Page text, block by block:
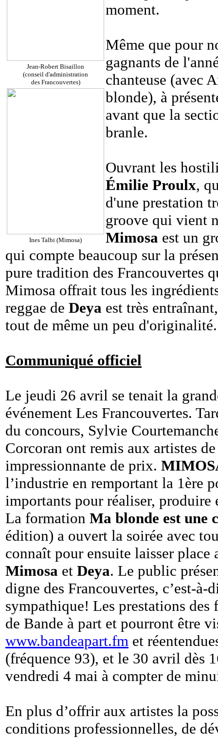
Jean-Robert Bisaillon
(conseil d'administration
des Francouvertes)
Ines Talbi (Mimosa)
moment.
Même que pour
gagnants de
chanteuse (avec
blonde), à
avant que la
branle.
Ouvrant les
Émilie Proulx,
d'une prestation
groove qui vient
Mimosa est un
qui compte beaucoup sur la
pure tradition des Francouvertes
Mimosa offrait tous les
reggae de Deya est très
tout de même un peu d'originalité.
Communiqué officiel
Le jeudi 26 avril se tenait la
événement Les Francouvertes.
du concours, Sylvie
Corcoran ont remis aux artistes
impressionnante de prix.
l’industrie en remportant la 1ère
importants pour réaliser,
La formation Ma blonde est une
édition) a ouvert la soirée avec
connaît pour ensuite laisser
Mimosa et Deya. Le public
digne des Francouvertes, c’est-
sympathique! Les prestations des
de Bande à part et pourront être
www.bandeapart.fm et
(fréquence 93), et le 30 avril dès
vendredi 4 mai à compter de
En plus d’offrir aux artistes la
conditions professionnelles, de